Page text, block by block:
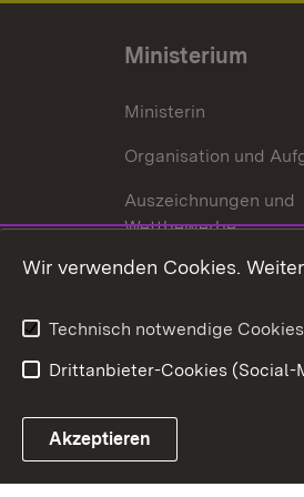
Ministerium
Ministerin
Organisation und
Auszeichnungen und
Wettbewerbe
Link zum Landesportal
Wir verwenden Cookies.
Technisch notwendige Cookies
Drittanbieter-Cookies (Social-
Akzeptieren